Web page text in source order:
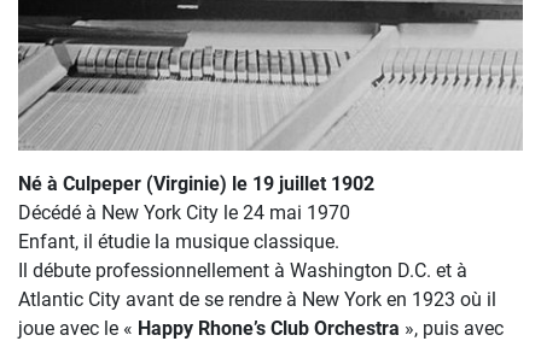
Né à Culpeper (Virginie) le 19 juillet 1902
Décédé à New York City le 24 mai 1970
Enfant, il étudie la musique classique.
Il débute professionnellement à Washington D.C. et à
Atlantic City avant de se rendre à New York en 1923 où il
joue avec le « Happy Rhone’s Club Orchestra », puis avec